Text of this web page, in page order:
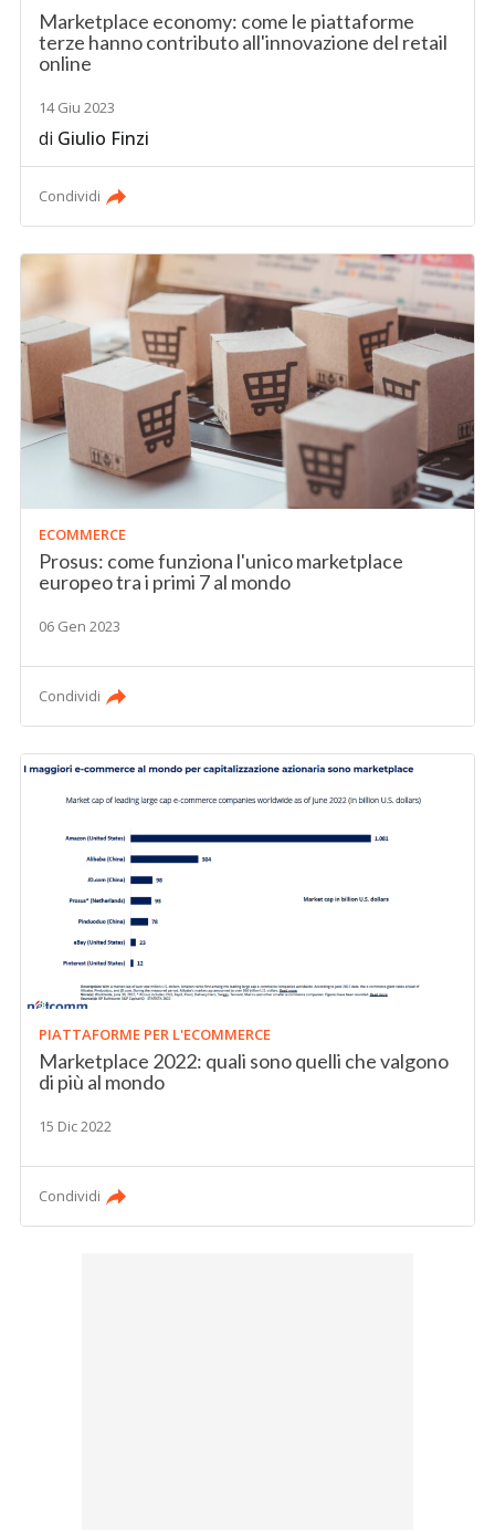
Marketplace economy: come le piattaforme
terze hanno contributo all'innovazione del retail
online
14 Giu 2023
di Giulio Finzi
Condividi
ECOMMERCE
Prosus: come funziona l'unico marketplace
europeo tra i primi 7 al mondo
06 Gen 2023
Condividi
PIATTAFORME PER L'ECOMMERCE
Marketplace 2022: quali sono quelli che valgono
di più al mondo
15 Dic 2022
Condividi